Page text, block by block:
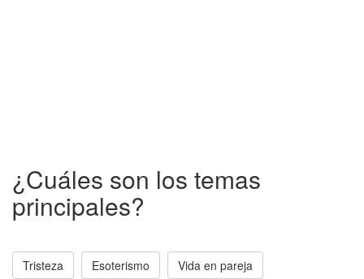
¿Cuáles son los temas
principales?
Tristeza Esoterismo Vida en pareja